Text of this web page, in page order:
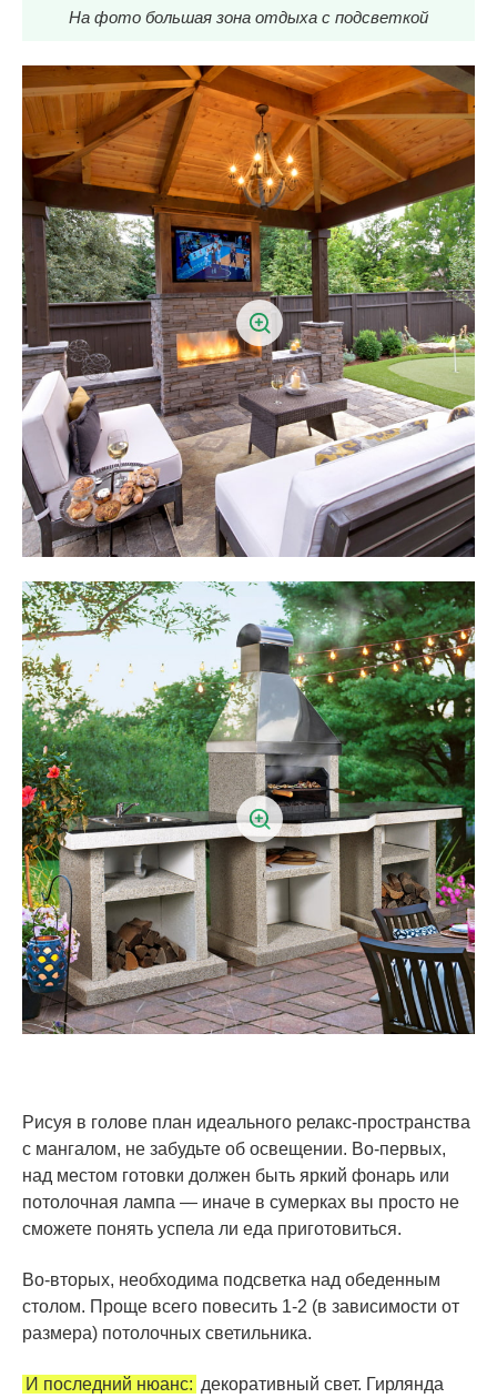
На фото большая зона отдыха с подсветкой
Рисуя в голове план идеального релакс-пространства
с мангалом, не забудьте об освещении. Во-первых,
над местом готовки должен быть яркий фонарь или
потолочная лампа — иначе в сумерках вы просто не
сможете понять успела ли еда приготовиться.
Во-вторых, необходима подсветка над обеденным
столом. Проще всего повесить 1-2 (в зависимости от
размера) потолочных светильника.
И последний нюанс: декоративный свет. Гирлянда